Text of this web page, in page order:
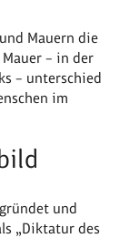
Mauern die
– in der
– unterschied
im
und
„Diktatur des